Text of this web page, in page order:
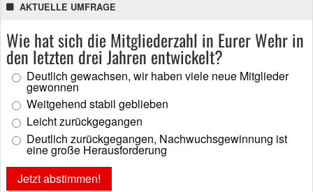
AKTUELLE UMFRAGE
Wie hat sich die Mitgliederzahl in Eurer Wehr in
den letzten drei Jahren entwickelt?
Deutlich gewachsen, wir haben viele neue Mitglieder
gewonnen
Weitgehend stabil geblieben
Leicht zurückgegangen
Deutlich zurückgegangen, Nachwuchsgewinnung ist
eine große Herausforderung